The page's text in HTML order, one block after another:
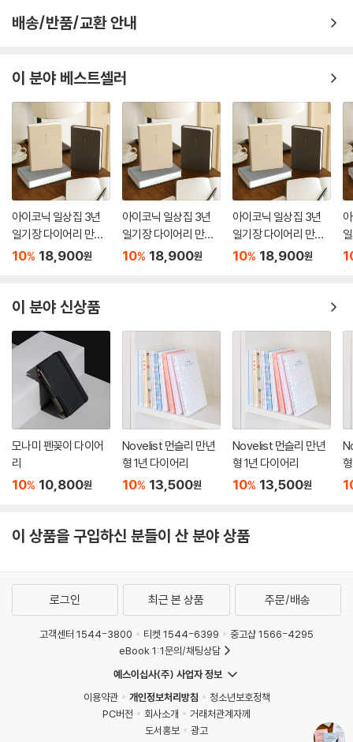
배송/반품/교환 안내
이 분야 베스트셀러
아이코닉 일상집 3년
일기장 다이어리 만년
감사일기
10% 18,900원
아이코닉 일상집 3년
일기장 다이어리 만년
감사일기
10% 18,900원
아이코닉 일상집 3년
일기장 다이어리 만년
감사일기
10% 18,900원
이 분야 신상품
모나미 펜꽂이 다이어
리
10% 10,800원
Novelist 먼슬리 만년
형 1년 다이어리
10% 13,500원
Novelist 먼슬리 만년
형 1년 다이어리
10% 13,500원
이 상품을 구입하신 분들이 산 분야 상품
로그인 최근 본 상품 주문/배송
고객센터 1544-3800 티켓 1544-6399
중고샵 1566-4295
eBook 1:1문의/채팅상담
예스이십사(주) 사업자 정보
이용약관
개인정보처리방침
청소년보호정책
PC버전
회사소개
거래처관계자께
도서홍보
광고